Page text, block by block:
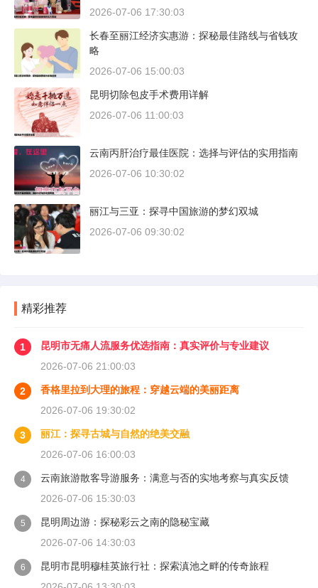
2026-07-06 17:30:03
长春至丽江经济实惠游：探秘最佳路线与省钱攻
略
2026-07-06 15:00:03
昆明切除包皮手术费用详解
2026-07-06 11:00:03
云南丙肝治疗最佳医院：选择与评估的实用指南
2026-07-06 10:30:02
丽江与三亚：探寻中国旅游的梦幻双城
2026-07-06 09:30:02
精彩推荐
1
昆明市无痛人流服务优选指南：真实评价与专业建议
2026-07-06 21:00:03
2
香格里拉到大理的旅程：穿越云端的美丽距离
2026-07-06 19:30:02
3
丽江：探寻古城与自然的绝美交融
2026-07-06 16:00:03
4
云南旅游散客导游服务：满意与否的实地考察与真实反馈
2026-07-06 15:30:03
5
昆明周边游：探秘彩云之南的隐秘宝藏
2026-07-06 14:30:03
6
昆明市昆明穆桂英旅行社：探索滇池之畔的传奇旅程